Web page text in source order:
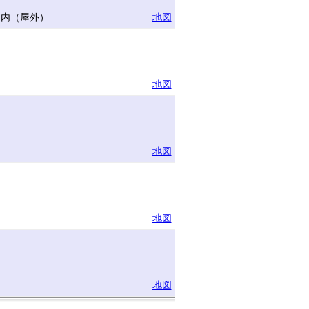
（屋外）
地図
地図
地図
地図
地図